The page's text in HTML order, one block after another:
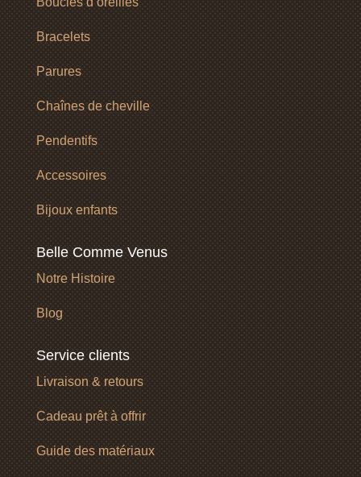
Bracelets
Parures
Chaînes de cheville
Pendentifs
Accessoires
Bijoux enfants
Belle Comme Venus
Notre Histoire
Blog
Service clients
Livraison & retours
Cadeau prêt à offrir
Guide des matériaux